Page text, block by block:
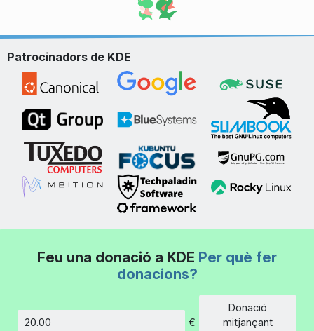
Patrocinadors de KDE
Feu una donació a KDE Per què fer
donacions?
€
Donació
mitjançant